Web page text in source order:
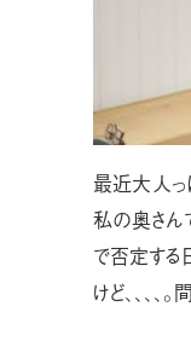
最近大人っ
私の奥さん
で否定する
けど、、、、